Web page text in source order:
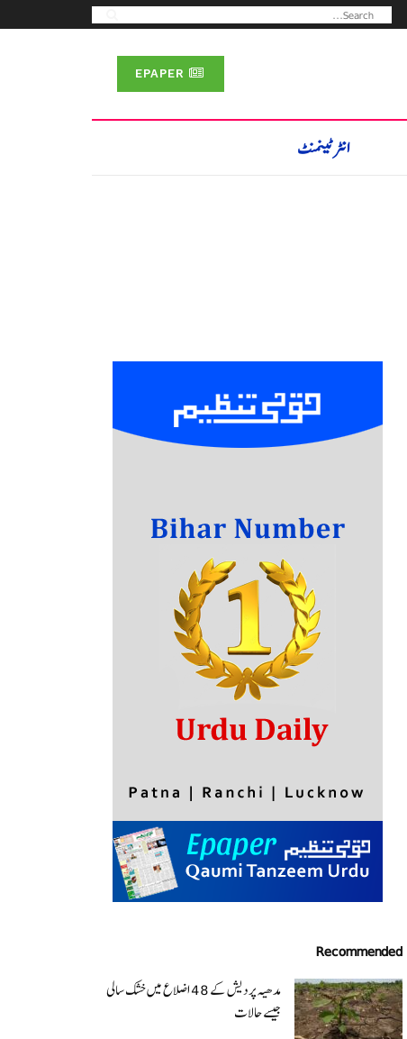
انٹرٹینمنٹ
Recommended
مدھیہ پردیش کے 48 اضلاع میں خشک سالی
جیسے حالات